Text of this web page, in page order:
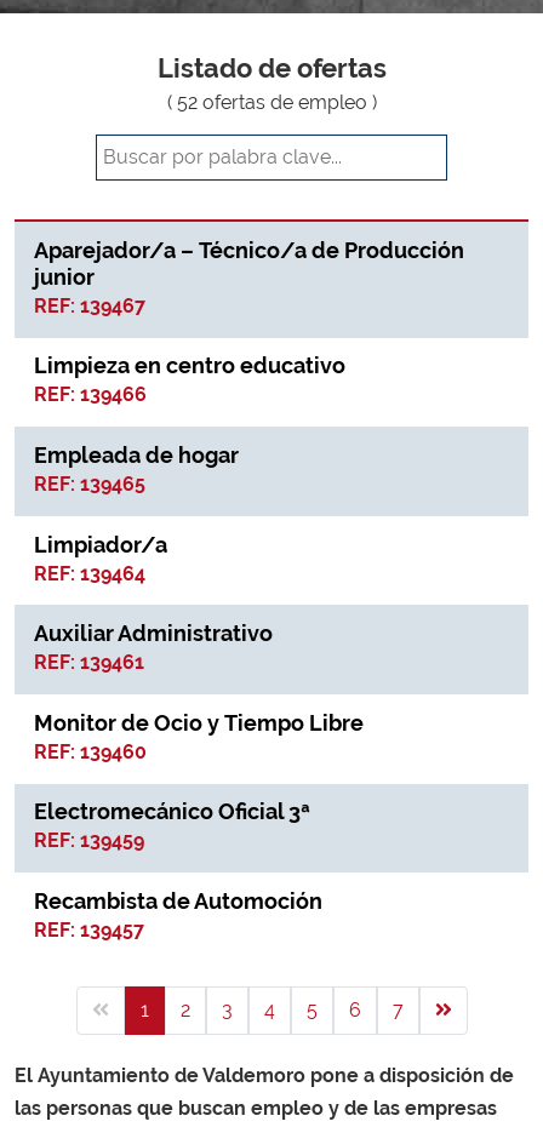
Listado de ofertas
( 52 ofertas de empleo )
Aparejador/a – Técnico/a de Producción
junior
REF: 139467
Limpieza en centro educativo
REF: 139466
Empleada de hogar
REF: 139465
Limpiador/a
REF: 139464
Auxiliar Administrativo
REF: 139461
Monitor de Ocio y Tiempo Libre
REF: 139460
Electromecánico Oficial 3ª
REF: 139459
Recambista de Automoción
REF: 139457
1 2 3 4 5 6 7
El Ayuntamiento de Valdemoro pone a disposición de
las personas que buscan empleo y de las empresas